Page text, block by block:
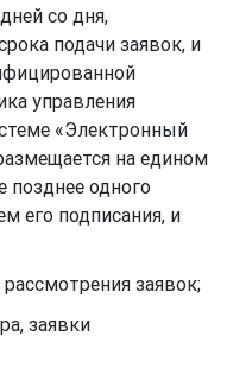
со дня,
подачи заявок, и
управления
«Электронный
на едином
позднее одного
его подписания, и
заявок;
заявки